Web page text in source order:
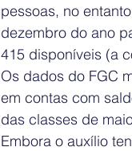
pessoas, no
dezembro do ano
415 disponíveis (a
Os dados do FGC
em contas com
das classes de
Embora o auxílio